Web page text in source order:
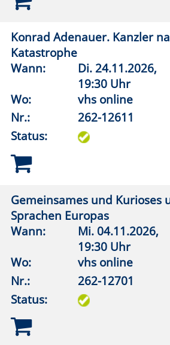
Nr.:
Status:
Wann:
Mi.23.09.2026,
Wo:
Erwitte, Marx Wirtschaft
Nr.:
262-13001
Status:
Narzarener
Wann:
Mi.14.10.2026,
19:00 Uhr
Erwitte, Marx Wirtschaft
Nr.:
262-13002
Status:
Präraffaeliten